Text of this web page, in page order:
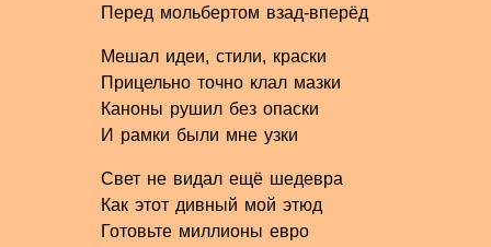
Перед мольбертом взад-вперёд
Мешал идеи, стили, краски
Прицельно точно клал мазки
Каноны рушил без опаски
И рамки были мне узки
Свет не видал ещё шедевра
Как этот дивный мой этюд
Готовьте миллионы евро